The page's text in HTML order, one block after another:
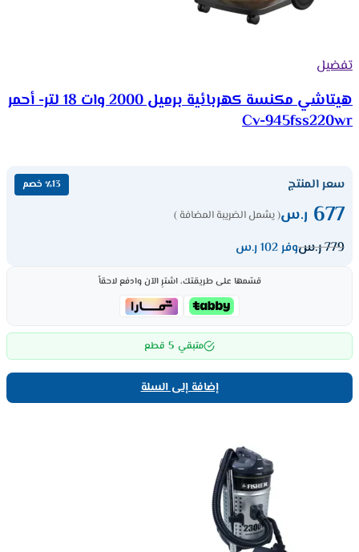
تفضيل
هيتاشي مكنسة كهربائية برميل 2000 وات 18 لتر- أحمر
Cv-945fss220wr
سعر المنتج ٪13 خصم
677 ر.س( يشمل الضريبة المضافة )
779ر.سوفر 102 ر.س
قسّمها على طريقتك، اشترِ الآن وادفع لاحقاً
متبقي 5 قطع
إضافة إلى السلة